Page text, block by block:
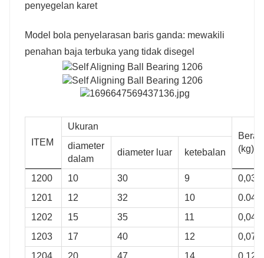
penyegelan karet
Model bola penyelarasan baris ganda: mewakili
penahan baja terbuka yang tidak disegel
ITEM
Ukuran
Berat
(kg)
diameter
dalam
diameter luar ketebalan
1200 10 30 9
0,034
1201
12 32 10
0.04
1202
15 35 11
0,049
1203
17 40 12
0,073